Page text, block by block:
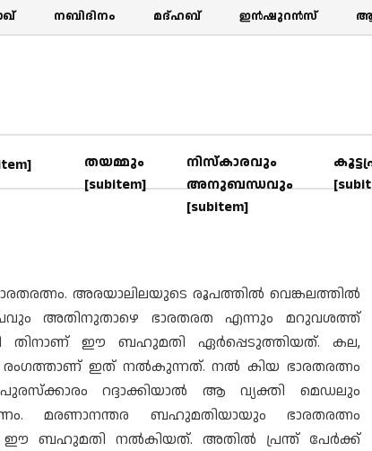
നബിദിനം മദ്ഹബ് ഇൻഷുറൻസ്
തയമ്മും
[subitem]
നിസ്കാരവും
അനുബന്ധവും
[subitem]
അരയാലിലയുടെ രൂപത്തിൽ വെങ്കലത്തിൽ
അതിനുതാഴെ ഭാരതരത എന്നും മറുവശത്ത്
തിനാണ് ഈ ബഹുമതി ഏർപ്പെടുത്തിയത്. കല,
രംഗത്താണ് ഇത് നൽകുന്നത്. നൽ കിയ ഭാരതരത്നം
പുരസ്ക്കാരം റദ്ദാക്കിയാൽ ആ വ്യക്തി മെഡലും
മരണാനന്തര ബഹുമതിയായും ഭാരതരത്നം
ഈ ബഹുമതി നൽകിയത്. അതിൽ പ്രന്ത് പേർക്ക്